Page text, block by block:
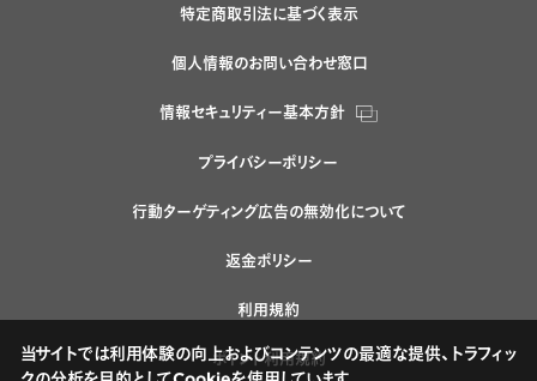
特定商取引法に基づく表示
個人情報のお問い合わせ窓口
情報セキュリティー基本方針
プライバシーポリシー
行動ターゲティング広告の無効化について
返金ポリシー
利用規約
ポイント利用規約
当サイトでは利用体験の向上およびコンテンツの最適な提供、トラフィッ